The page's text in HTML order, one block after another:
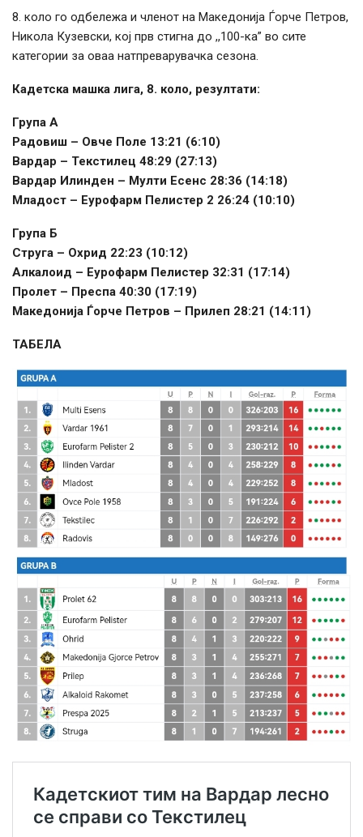
8. коло го одбележа и членот на Македонија Ѓорче Петров,
Никола Кузевски, кој прв стигна до ,,100-ка” во сите
категории за оваа натпреварувачка сезона.
Кадетска машка лига, 8. коло, резултати:
Група А
Радовиш – Овче Поле 13:21 (6:10)
Вардар – Текстилец 48:29 (27:13)
Вардар Илинден – Мулти Есенс 28:36 (14:18)
Младост – Еурофарм Пелистер 2 26:24 (10:10)
Група Б
Струга – Охрид 22:23 (10:12)
Алкалоид – Еурофарм Пелистер 32:31 (17:14)
Пролет – Преспа 40:30 (17:19)
Македонија Ѓорче Петров – Прилеп 28:21 (14:11)
ТАБЕЛА